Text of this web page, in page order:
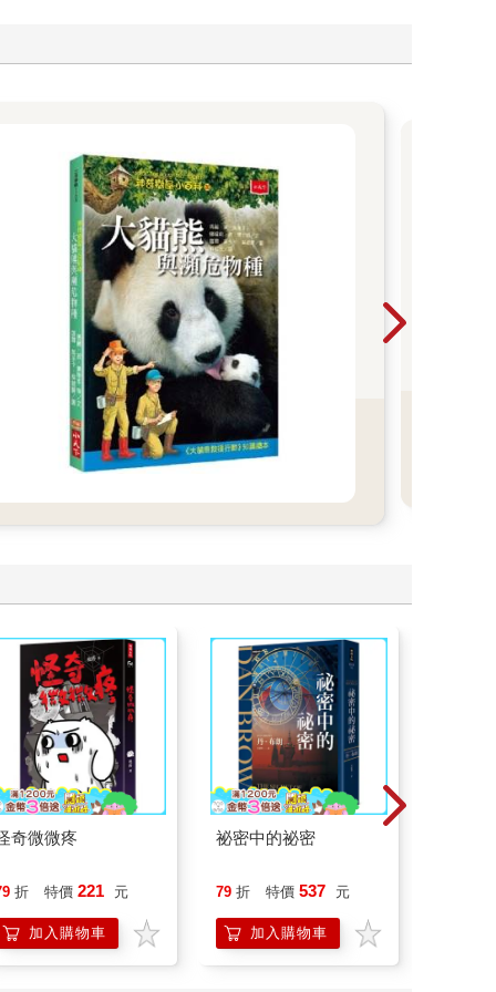
奇微微疼
折 特價 221 元
加入購物車
祕密中的祕密
79 折 特價 537 元
加入購物車